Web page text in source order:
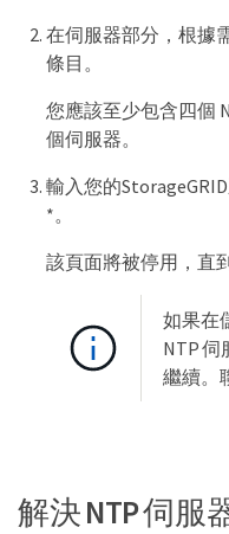
在伺服器部分，根據
條目。
您應該至少包含四個
個伺服器。
輸入您的
*。
該頁面將被停用，直
如果在
NTP
繼續。
解決 NTP 伺服